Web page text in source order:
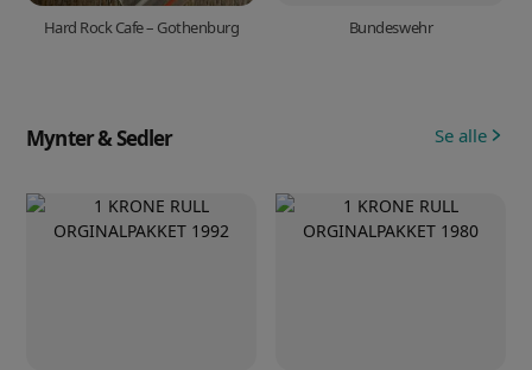
Hard Rock Cafe – Gothenburg Bundeswehr
Mynter & Sedler Se alle